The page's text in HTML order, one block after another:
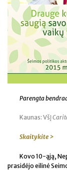
Parengta
Kaunas: VšĮ
Skaitykite >
Kovo 10-ąją,
prasidėjo eilinė